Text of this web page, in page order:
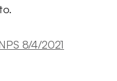
8/4/2021